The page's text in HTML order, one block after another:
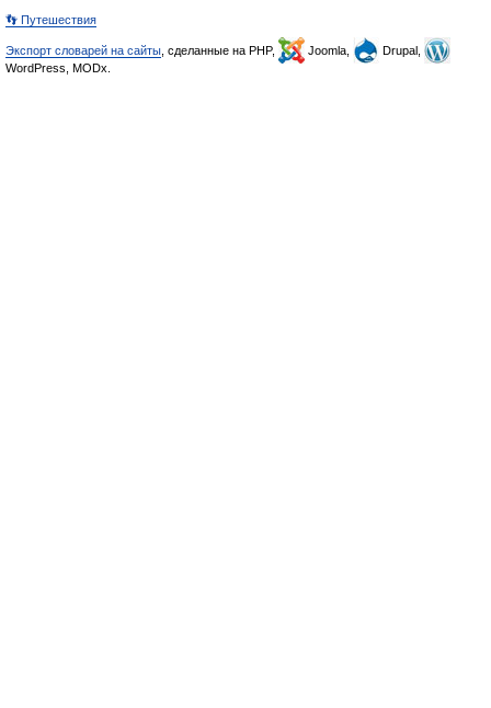
👣 Путешествия
Экспорт словарей на сайты , сделанные на PHP, Joomla,
Drupal,
WordPress, MODx.